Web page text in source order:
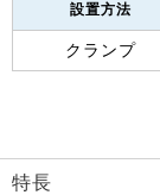
設置方法
クランプ
特長